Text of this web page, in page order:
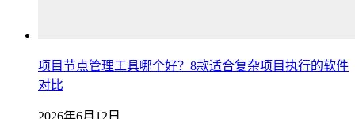
项目节点管理工具哪个好？8款适合复杂项目执行的软件
对比